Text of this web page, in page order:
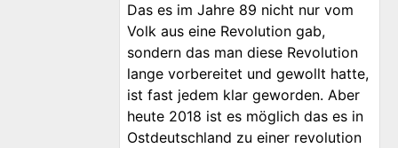
Das es im Jahre 89 nicht nur vom
Volk aus eine Revolution gab,
sondern das man diese Revolution
lange vorbereitet und gewollt hatte,
ist fast jedem klar geworden. Aber
heute 2018 ist es möglich das es in
Ostdeutschland zu einer revolution